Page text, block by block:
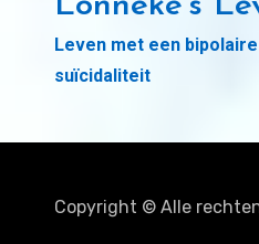
Leven met een
suïcidaliteit
Copyright © Alle